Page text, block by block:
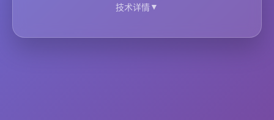
技术详情▼